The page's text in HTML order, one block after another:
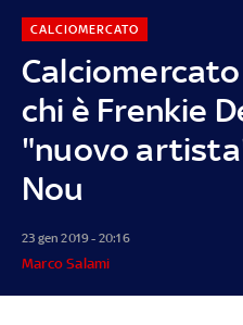
chi è Frenkie
"nuovo
Nou
CALCIOMERCATO
23 gen 2019 - 20:16
Marco Salami